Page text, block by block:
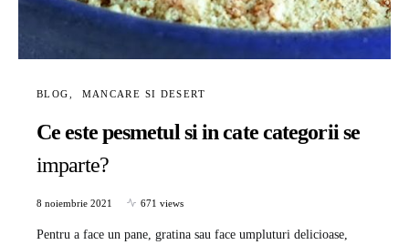
BLOG MANCARE SI DESERT
Ce este pesmetul si in cate categorii se
imparte?
8 noiembrie 2021 671 views
Pentru a face un pane, gratina sau face umpluturi delicioase,